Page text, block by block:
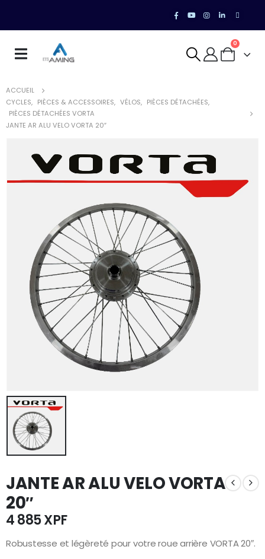
0
ACCUEIL
CYCLES, PIÈCES & ACCESSOIRES, VÉLOS, PIÈCES DÉTACHÉES,
PIÈCES DÉTACHÉES VORTA
JANTE AR ALU VELO VORTA 20″
JANTE AR ALU VELO VORTA
20″
4 885XPF
Robustesse et légèreté pour votre roue arrière VORTA 20″.